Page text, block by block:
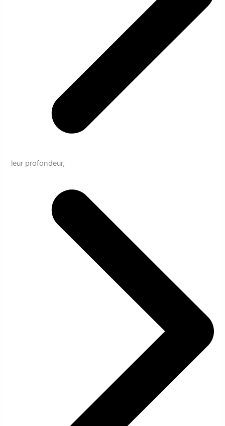
leur profondeur,